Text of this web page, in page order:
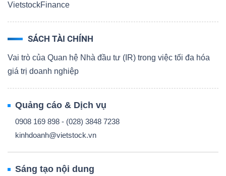
VietstockFinance
SÁCH TÀI CHÍNH
Vai trò của Quan hệ Nhà đầu tư (IR) trong việc tối đa hóa
giá trị doanh nghiệp
Quảng cáo & Dịch vụ
0908 169 898 - (028) 3848 7238
kinhdoanh@vietstock.vn
Sáng tạo nội dung